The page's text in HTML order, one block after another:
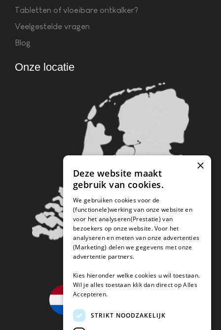
Tabletten of vloeibare ontkalker?
Veelgestelde vragen
Blog
Onze locatie
×
Deze website maakt
gebruik van cookies.
We gebruiken cookies voor de
(functionele)werking van onze website en
voor het analyseren(Prestatie) van
bezoekers op onze website. Voor het
analyseren en meten van onze advertenties
(Marketing) delen we gegevens met onze
advertentie partners.
Kies hieronder welke cookies u wil toestaan.
Wil je alles toestaan klik dan direct op Alles
Accepteren.
STRIKT NOODZAKELIJK